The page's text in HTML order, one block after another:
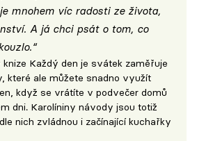
mnohem víc radosti ze života,
A já chci psát o tom, co
Každý den je svátek zaměřuje
které ale můžete snadno využít
když se vrátíte v podvečer domů
dni. Karolíniny návody jsou totiž
nich zvládnou i začínající kuchařky